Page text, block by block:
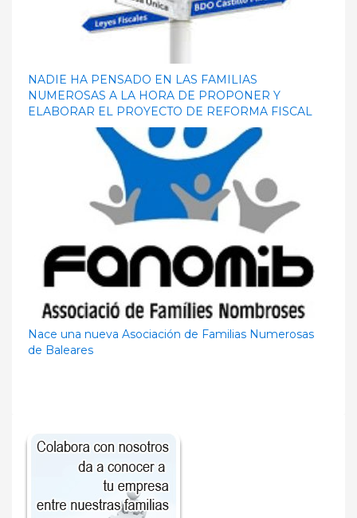
NADIE HA PENSADO EN LAS FAMILIAS
NUMEROSAS A LA HORA DE PROPONER Y
ELABORAR EL PROYECTO DE REFORMA FISCAL
Nace una nueva Asociación de Familias Numerosas
de Baleares